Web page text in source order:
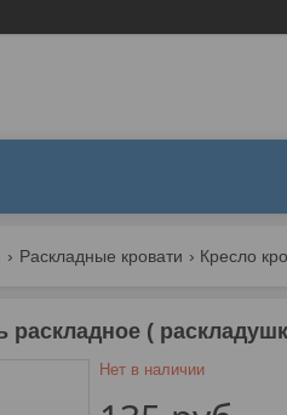
Раскладные кровати
раскладное (
Нет в наличии